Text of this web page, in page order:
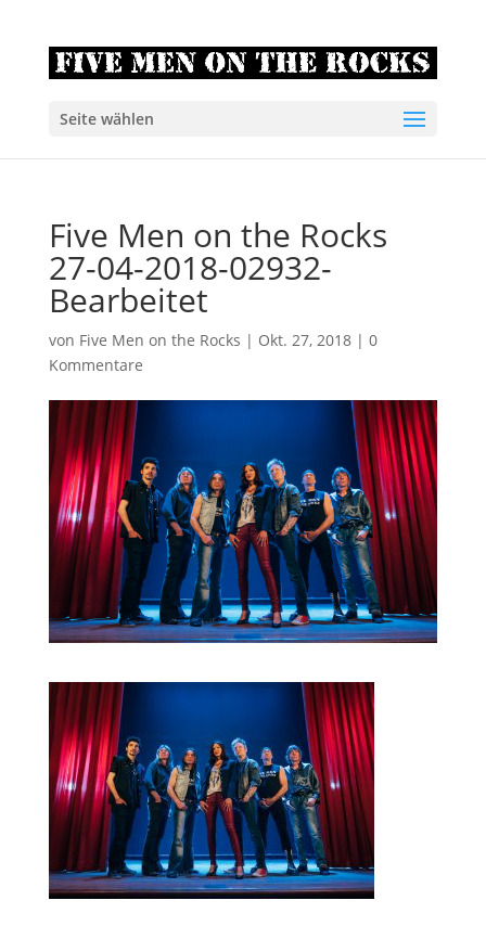
Seite wählen
Five Men on the Rocks
27-04-2018-02932-
Bearbeitet
von Five Men on the Rocks | Okt. 27, 2018| 0
Kommentare